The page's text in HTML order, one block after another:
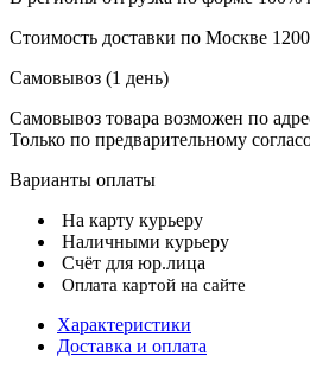
Стоимость доставки по Москве
Самовывоз (1 день)
Самовывоз товара возможен по
Только по предварительному
Варианты оплаты
На карту курьеру
Наличными курьеру
Счёт для юр.лица
Оплата картой на сайте
Характеристики
Доставка и оплата